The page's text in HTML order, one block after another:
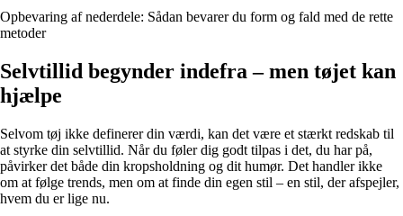
Opbevaring af nederdele: Sådan bevarer du form og fald med de rette
metoder
Selvtillid begynder indefra – men tøjet kan
hjælpe
Selvom tøj ikke definerer din værdi, kan det være et stærkt redskab til
at styrke din selvtillid. Når du føler dig godt tilpas i det, du har på,
påvirker det både din kropsholdning og dit humør. Det handler ikke
om at følge trends, men om at finde din egen stil – en stil, der afspejler,
hvem du er lige nu.